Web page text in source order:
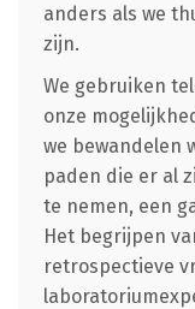
anders als we
zijn.
We gebruiken
onze
we bewandelen
paden die er al
te nemen, een
Het begrijpen
retrospectieve